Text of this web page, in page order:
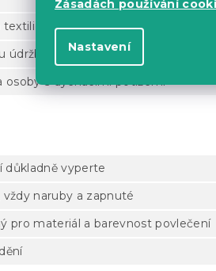
Zásadách používání
Nastavení
údržbou
osoby s dýchacími potížemi
důkladně vyperte
naruby a zapnuté
pro materiál a barevnost povlečení